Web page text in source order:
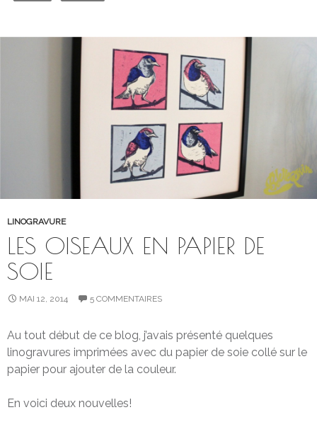
LINOGRAVURE
LES OISEAUX EN PAPIER DE
SOIE
MAI 12, 2014 5 COMMENTAIRES
Au tout début de ce blog, j’avais présenté quelques
linogravures imprimées avec du papier de soie collé sur le
papier pour ajouter de la couleur.
En voici deux nouvelles!